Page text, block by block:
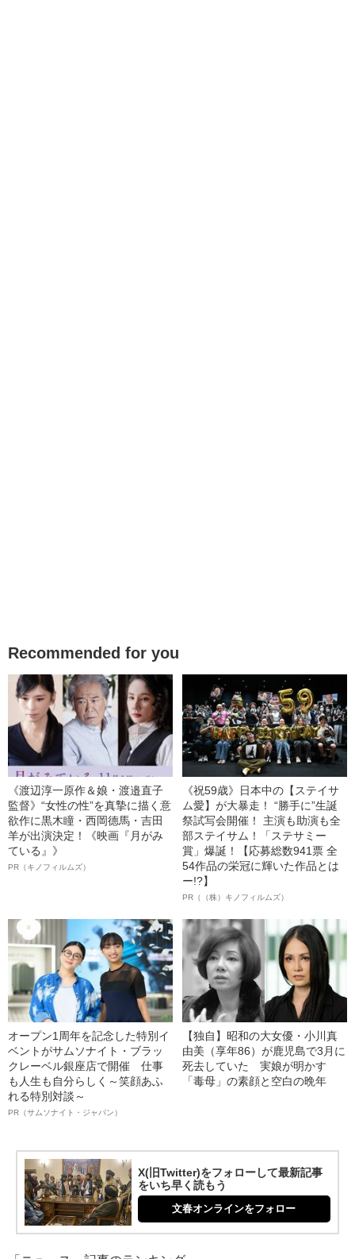
Recommended for you
《渡辺淳一原作＆娘・渡邉直子
監督》“女性の性”を真摯に描く意
欲作に黒木瞳・西岡德馬・吉田
羊が出演決定！《映画『月がみ
ている』》
PR（キノフィルムズ）
《祝59歳》日本中の【ステイサ
ム愛】が大暴走！ “勝手に”生誕
祭試写会開催！ 主演も助演も全
部ステイサム！「ステサミー
賞」爆誕！【応募総数941票 全
54作品の栄冠に輝いた作品とは
ー!?】
PR（（株）キノフィルムズ）
オープン1周年を記念した特別イ
ベントがサムソナイト・ブラッ
クレーベル銀座店で開催 仕事
も人生も自分らしく～笑顔あふ
れる特別対談～
PR（サムソナイト・ジャパン）
【独自】昭和の大女優・小川真
由美（享年86）が鹿児島で3月に
死去していた 実娘が明かす
「毒母」の素顔と空白の晩年
X(旧Twitter)をフォローして最新記事
をいち早く読もう
文春オンラインをフォロー